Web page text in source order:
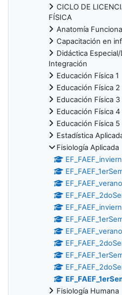
CICLO DE
FÍSICA
Anatomía
Capacitación en
Didáctica
Integración
Educación Física 1
Educación Física 2
Educación Física 3
Educación Física 4
Educación Física 5
Estadística
Fisiología Aplicada
Fisiología Humana